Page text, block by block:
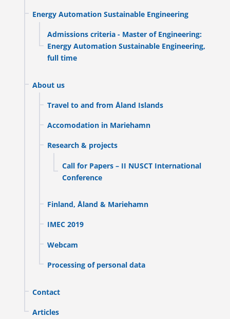
Energy Automation Sustainable Engineering
Admissions criteria - Master of Engineering:
Energy Automation Sustainable Engineering,
full time
About us
Travel to and from Åland Islands
Accomodation in Mariehamn
Research & projects
Call for Papers – II NUSCT International
Conference
Finland, Åland & Mariehamn
IMEC 2019
Webcam
Processing of personal data
Contact
Articles